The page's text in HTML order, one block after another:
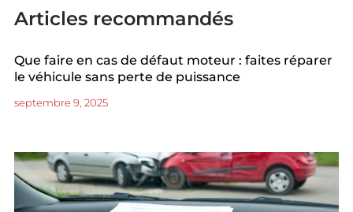
Articles recommandés
septembre 9, 2025
Que faire en cas de défaut moteur : faites réparer
le véhicule sans perte de puissance